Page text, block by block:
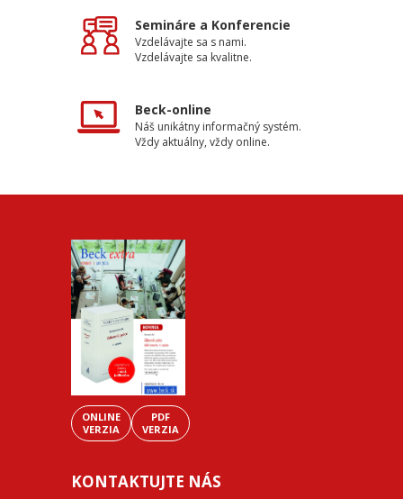
Semináre a Konferencie
Vzdelávajte sa s nami.
Vzdelávajte sa kvalitne.
Beck-online
Náš unikátny informačný systém.
Vždy aktuálny, vždy online.
ONLINE
VERZIA
PDF
VERZIA
KONTAKTUJTE NÁS